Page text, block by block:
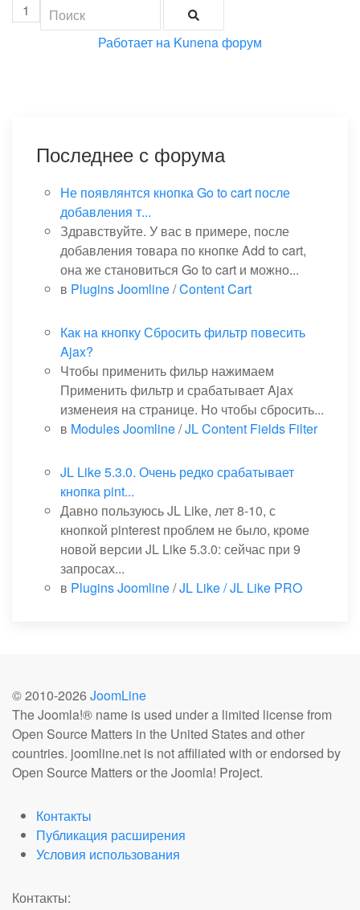
1
Работает на Kunena форум
Последнее с форума
Не появлянтся кнопка Go to cart после
добавления т...
Здравствуйте. У вас в примере, после
добавления товара по кнопке Add to cart,
она же становиться Go to cart и можно...
в Plugins Joomline/Content Cart
Как на кнопку Сбросить фильтр повесить
Ajax?
Чтобы применить фильр нажимаем
Применить фильтр и срабатывает Ajax
изменеия на странице. Но чтобы сбросить...
в Modules Joomline/JL Content Fields Filter
JL Like 5.3.0. Очень редко срабатывает
кнопка pint...
Давно пользуюсь JL Like, лет 8-10, с
кнопкой pinterest проблем не было, кроме
новой версии JL Like 5.3.0: сейчас при 9
запросах...
в Plugins Joomline/JL Like / JL Like PRO
© 2010-2026 JoomLine
The Joomla!® name is used under a limited license from
Open Source Matters in the United States and other
countries. joomline.net is not affiliated with or endorsed by
Open Source Matters or the Joomla! Project.
Контакты
Публикация расширения
Условия использования
Контакты: